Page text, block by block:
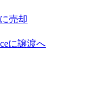
売却
に譲渡へ